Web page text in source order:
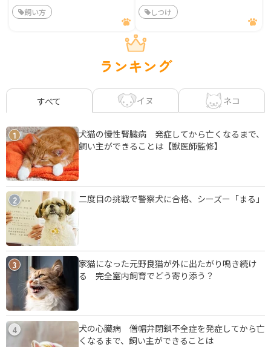
飼い方 しつけ
ランキング
すべて イヌ ネコ
1
犬猫の慢性腎臓病 発症してから亡くなるまで、
飼い主ができることは【獣医師監修】
2 二度目の挑戦で警察犬に合格、シーズー「まる」
3
家猫になった元野良猫が外に出たがり鳴き続け
る 完全室内飼育でどう寄り添う？
4
犬の心臓病 僧帽弁閉鎖不全症を発症してから亡
くなるまで、飼い主ができることは